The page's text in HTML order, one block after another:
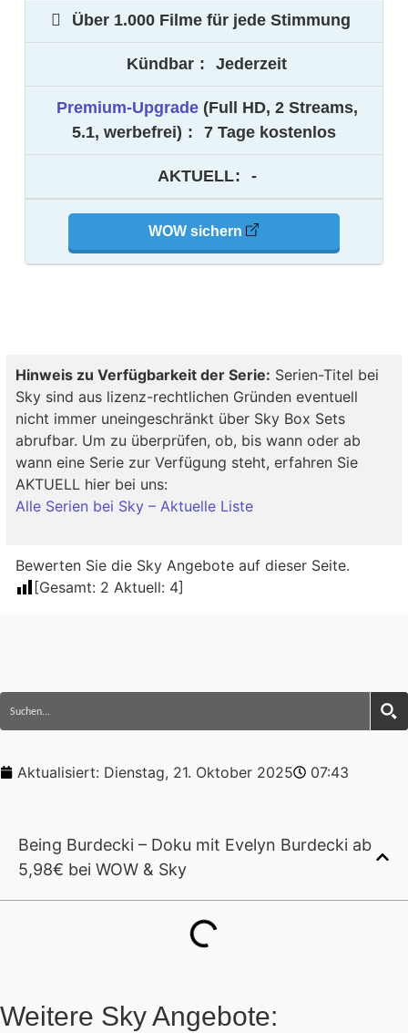
Über 1.000 Filme für jede Stimmung
Kündbar : Jederzeit
Premium-Upgrade(Full HD, 2 Streams,
5.1, werbefrei) : 7 Tage kostenlos
AKTUELL: -
WOW sichern
Hinweis zu Verfügbarkeit der Serie: Serien-Titel bei
Sky sind aus lizenz-rechtlichen Gründen eventuell
nicht immer uneingeschränkt über Sky Box Sets
abrufbar. Um zu überprüfen, ob, bis wann oder ab
wann eine Serie zur Verfügung steht, erfahren Sie
AKTUELL hier bei uns:
Alle Serien bei Sky – Aktuelle Liste
Bewerten Sie die Sky Angebote auf dieser Seite.
[Gesamt: 2 Aktuell: 4]
Aktualisiert: Dienstag, 21. Oktober 2025 07:43
Being Burdecki – Doku mit Evelyn Burdecki ab
5,98€ bei WOW & Sky
Weitere Sky Angebote: